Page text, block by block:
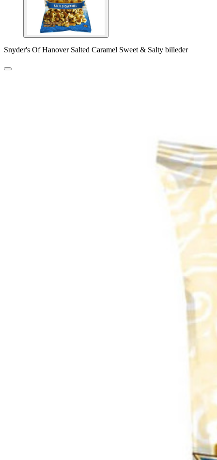
Snyder's Of Hanover Salted Caramel Sweet & Salty billeder